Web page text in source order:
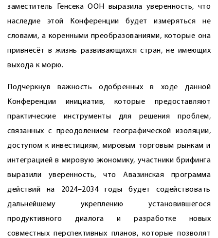
заместитель Генсека ООН выразила уверенность, что
наследие этой Конференции будет измеряться не
словами, а коренными преобразованиями, которые она
привнесёт в жизнь развивающихся стран, не имеющих
выхода к морю.
Подчеркнув важность одобренных в ходе данной
Конференции инициатив, которые предоставляют
практические инструменты для решения проблем,
связанных с преодолением географической изоляции,
доступом к инвестициям, мировым торговым рынкам и
интеграцией в мировую экономику, участники брифинга
выразили уверенность, что Авазинская программа
действий на 2024–2034 годы будет содействовать
дальнейшему укреплению установившегося
продуктивного диалога и разработке новых
совместных перспективных планов, которые позволят